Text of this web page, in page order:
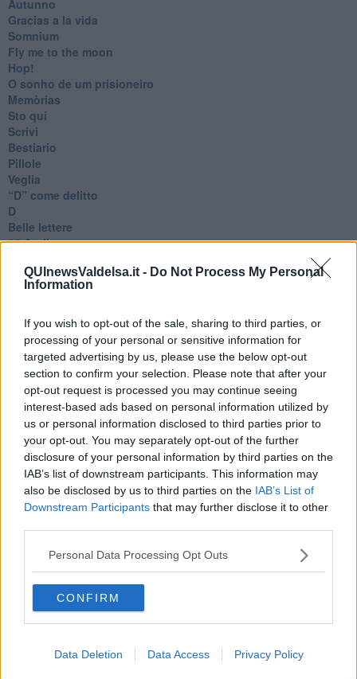
QUInewsValdelsa.it - Do Not Process My Personal
Information
If you wish to opt-out of the sale, sharing to third parties, or
processing of your personal or sensitive information for
targeted advertising by us, please use the below opt-out
section to confirm your selection. Please note that after your
opt-out request is processed you may continue seeing
interest-based ads based on personal information utilized by
us or personal information disclosed to third parties prior to
your opt-out. You may separately opt-out of the further
disclosure of your personal information by third parties on the
IAB’s list of downstream participants. This information may
also be disclosed by us to third parties on the IAB’s List of
Downstream Participants that may further disclose it to other
Personal Data Processing Opt Outs
CONFIRM
Data Deletion Data Access Privacy Policy
Autunno
Gracias a la vida
Somnium
Fly me to the moon
Hop!
O sonho de um prisioneiro
Memòrias
Sto qui
Scrivi
Bestiario
Pillole
Veglia
​“D” come delitto
D
Belle lettere
25 Aprile
Silenzio
Le parole
Le stelle del jazz
Vita & morte
Auguri
Moro
Passanti
Continuando, la nonna e il carretto
Metaverso smart
Anzi
Confessioni autoreferenziali
Utopie
Estate
Il lago
Il diluvio
Pensieri incoerenti
Dal balcone
Insomnia
Il guardiano
Lo sgombero
Il padre della storia